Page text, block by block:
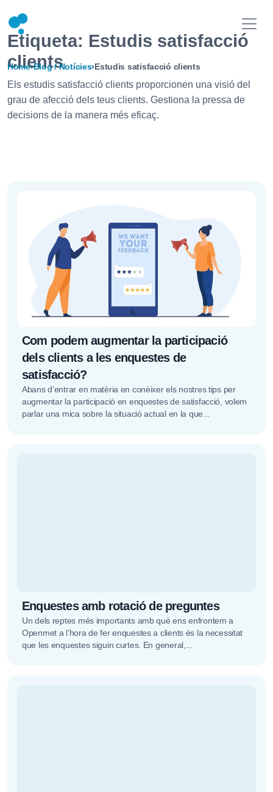
Home›Blog / Notícies›Estudis satisfacció clients
Etiqueta: Estudis satisfacció
clients
Els estudis satisfacció clients proporcionen una visió del
grau de afecció dels teus clients. Gestiona la pressa de
decisions de la manera més eficaç.
Com podem augmentar la participació
dels clients a les enquestes de
satisfacció?
Abans d’entrar en matèria en conèixer els nostres tips per
augmentar la participació en enquestes de satisfacció, volem
parlar una mica sobre la situació actual en la que...
Enquestes amb rotació de preguntes
Un dels reptes més importants amb què ens enfrontem a
Openmet a l’hora de fer enquestes a clients és la necessitat
que les enquestes siguin curtes. En general,...